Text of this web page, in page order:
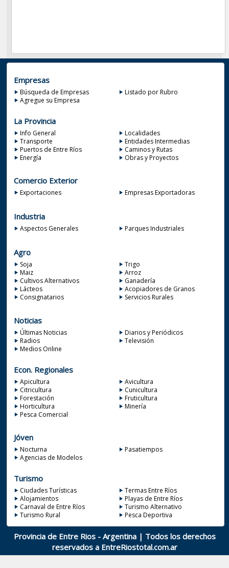
Empresas
Búsqueda de Empresas
Listado por Rubro
Agregue su Empresa
La Provincia
Info General
Localidades
Transporte
Entidades Intermedias
Puertos de Entre Ríos
Caminos y Rutas
Energía
Obras y Proyectos
Comercio Exterior
Exportaciones Empresas Exportadoras
Industria
Aspectos Generales Parques Industriales
Agro
Soja
Trigo
Maiz
Arroz
Cultivos Alternativos
Ganadería
Lácteos
Acopiadores de Granos
Consignatarios
Servicios Rurales
Noticias
Últimas Noticias
Diarios y Periódicos
Radios
Televisión
Medios Online
Econ. Regionales
Apicultura
Avicultura
Citricultura
Cunicultura
Forestación
Fruticultura
Horticultura
Minería
Pesca Comercial
Jóven
Nocturna
Pasatiempos
Agencias de Modelos
Turismo
Ciudades Turísticas
Termas Entre Ríos
Alojamientos
Playas de Entre Ríos
Carnaval de Entre Ríos
Turismo Alternativo
Turismo Rural
Pesca Deportiva
Provincia de Entre Rios - Argentina | Todos los derechos
reservados a EntreRiostotal.com.ar